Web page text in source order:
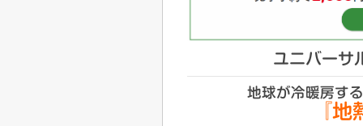
ユニバーサ
地球が冷暖房す
『